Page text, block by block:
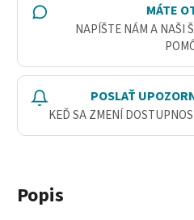
MÁTE
NAPÍŠTE NÁM A NAŠI
POSLAŤ
KEĎ SA ZMENÍ
Popis